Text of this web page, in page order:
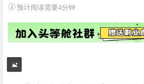
预计阅读需要4分钟